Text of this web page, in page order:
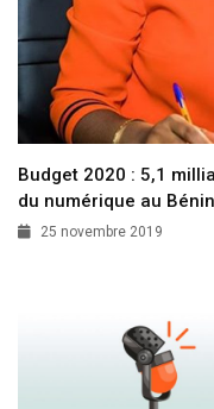
Budget 2020 : 5,1
du numérique au Bénin
25 novembre 2019